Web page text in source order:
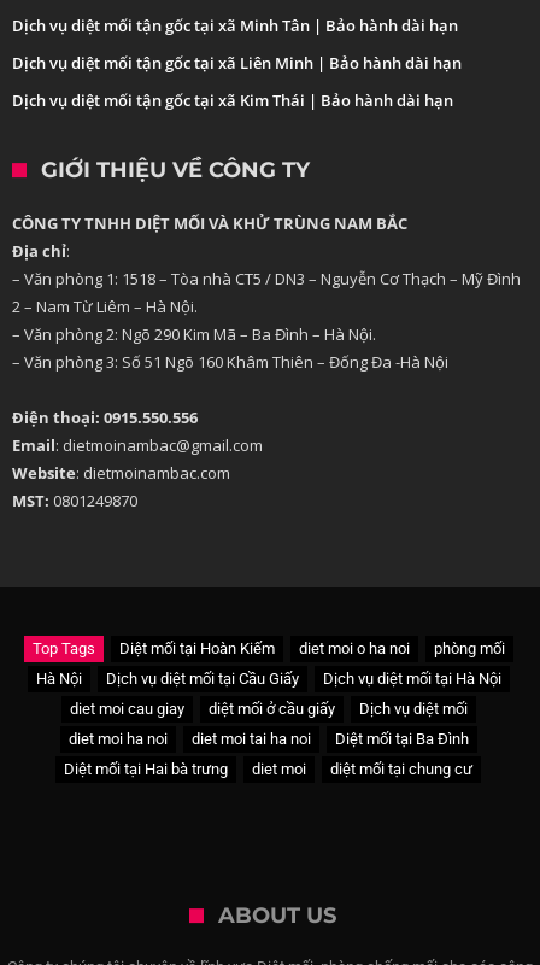
Dịch vụ diệt mối tận gốc tại xã Minh Tân | Bảo hành dài hạn
Dịch vụ diệt mối tận gốc tại xã Liên Minh | Bảo hành dài hạn
Dịch vụ diệt mối tận gốc tại xã Kim Thái | Bảo hành dài hạn
GIỚI THIỆU VỀ CÔNG TY
CÔNG TY TNHH DIỆT MỐI VÀ KHỬ TRÙNG NAM BẮC
Địa chỉ:
– Văn phòng 1: 1518 – Tòa nhà CT5 / DN3 – Nguyễn Cơ Thạch – Mỹ Đình
2 – Nam Từ Liêm – Hà Nội.
– Văn phòng 2: Ngõ 290 Kim Mã – Ba Đình – Hà Nội.
– Văn phòng 3: Số 51 Ngõ 160 Khâm Thiên – Đống Đa -Hà Nội
Điện thoại: 0915.550.556
Email: dietmoinambac@gmail.com
Website: dietmoinambac.com
MST: 0801249870
Top Tags Diệt mối tại Hoàn Kiếm diet moi o ha noi
phòng mối
Hà Nội
Dịch vụ diệt mối tại Cầu Giấy
Dịch vụ diệt mối tại Hà Nội
diet moi cau giay
diệt mối ở cầu giấy
Dịch vụ diệt mối
diet moi ha noi
diet moi tai ha noi
Diệt mối tại Ba Đình
Diệt mối tại Hai bà trưng
diet moi diệt mối tại chung cư
ABOUT US